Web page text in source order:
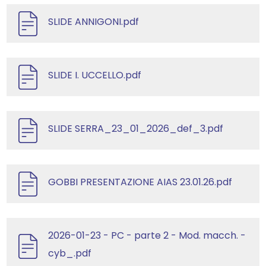
SLIDE ANNIGONI.pdf
SLIDE I. UCCELLO.pdf
SLIDE SERRA_23_01_2026_def_3.pdf
GOBBI PRESENTAZIONE AIAS 23.01.26.pdf
2026-01-23 - PC - parte 2 - Mod. macch. -
cyb_.pdf